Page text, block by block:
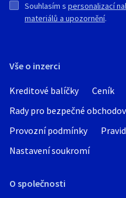
Vše o inzerci
Kreditové balíčky Ceník
Rady pro bezpečné
Provozní podmínky
Nastavení soukromí
O společnosti
Souhlasím s personalizací
materiálů a upozornění.